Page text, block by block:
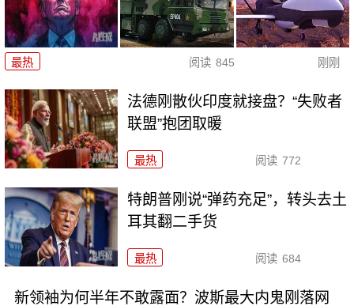
最热 阅读 845 刚刚
法德刚散伙印度就接盘？“失败者
联盟”抱团取暖
最热 阅读 772
特朗普刚说“弹药充足”，转头去土
耳其翻二手货
最热 阅读 684
新领袖为何半年不敢露面？波斯最大内鬼刚落网